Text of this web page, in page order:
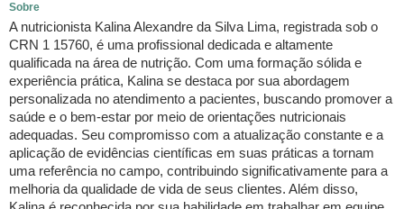
Sobre
A nutricionista Kalina Alexandre da Silva Lima, registrada sob o
CRN 1 15760, é uma profissional dedicada e altamente
qualificada na área de nutrição. Com uma formação sólida e
experiência prática, Kalina se destaca por sua abordagem
personalizada no atendimento a pacientes, buscando promover a
saúde e o bem-estar por meio de orientações nutricionais
adequadas. Seu compromisso com a atualização constante e a
aplicação de evidências científicas em suas práticas a tornam
uma referência no campo, contribuindo significativamente para a
melhoria da qualidade de vida de seus clientes. Além disso,